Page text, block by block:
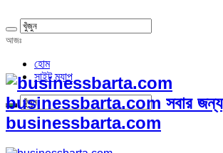
আজঃ
হোম
সাইট ম্যাপ
businessbarta.com সবার জন্য
businessbarta.com